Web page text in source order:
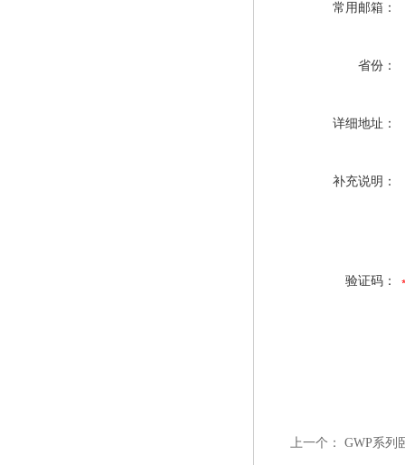
常用邮箱：
省份：
详细地址：
补充说明：
验证码：
上一个： GWP系列